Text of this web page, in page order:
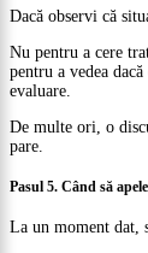
Dacă observi că
Nu pentru a cere
pentru a vedea
evaluare.
De multe ori, o
pare.
Pasul 5. Când să
La un moment dat,